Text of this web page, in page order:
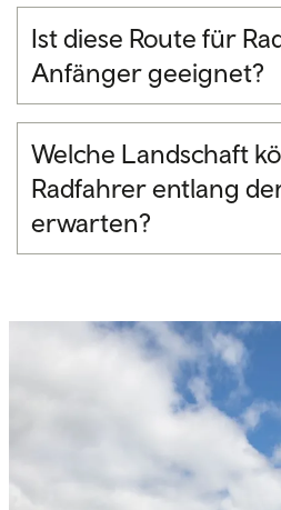
Ist diese Route für
Anfänger geeignet?
Welche Landschaft
Radfahrer entlang
erwarten?